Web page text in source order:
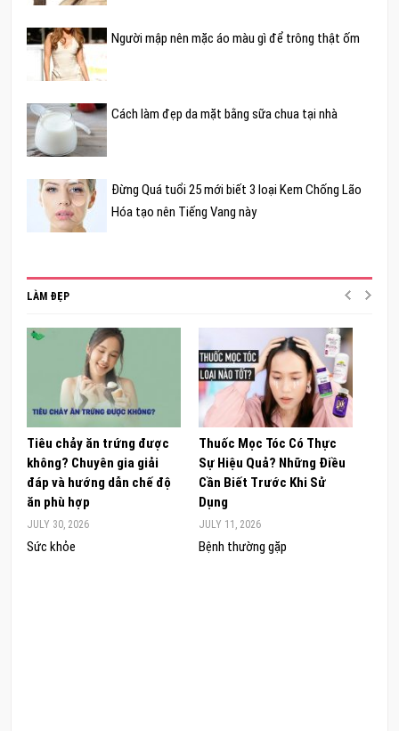
Người mập nên mặc áo màu gì để trông thật ốm
Cách làm đẹp da mặt bằng sữa chua tại nhà
Đừng Quá tuổi 25 mới biết 3 loại Kem Chống Lão
Hóa tạo nên Tiếng Vang này
LÀM ĐẸP
Tiêu chảy ăn trứng được
không? Chuyên gia giải
đáp và hướng dẫn chế độ
ăn phù hợp
JULY 30, 2026
Sức khỏe
Thuốc Mọc Tóc Có Thực
Sự Hiệu Quả? Những Điều
Cần Biết Trước Khi Sử
Dụng
JULY 11, 2026
Bệnh thường gặp